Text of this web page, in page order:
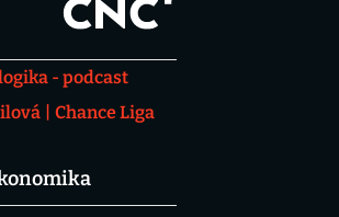
- podcast
Chance Liga